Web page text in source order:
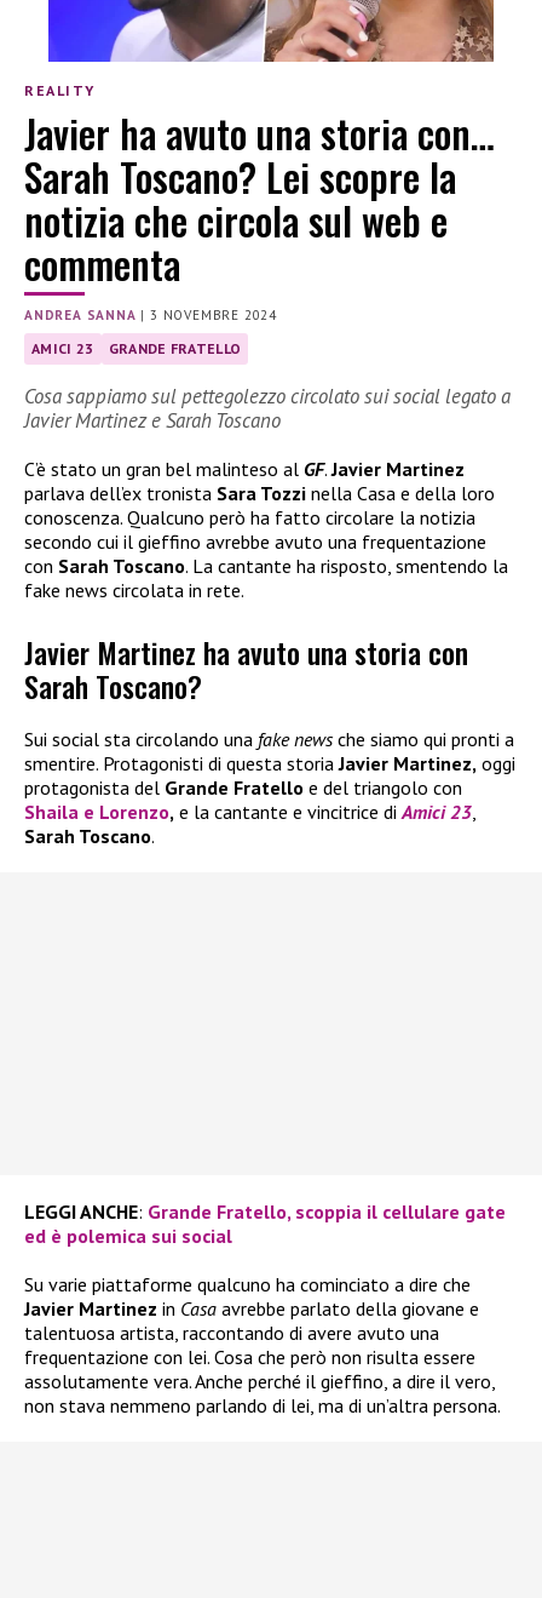
REALITY
Javier ha avuto una storia con…
Sarah Toscano? Lei scopre la
notizia che circola sul web e
commenta
ANDREA SANNA |3 NOVEMBRE 2024
AMICI 23 GRANDE FRATELLO
Cosa sappiamo sul pettegolezzo circolato sui social legato a
Javier Martinez e Sarah Toscano
C’è stato un gran bel malinteso al GF.Javier Martinez
parlava dell’ex tronista Sara Tozzi nella Casa e della loro
conoscenza. Qualcuno però ha fatto circolare la notizia
secondo cui il gieffino avrebbe avuto una frequentazione
con Sarah Toscano. La cantante ha risposto, smentendo la
fake news circolata in rete.
Javier Martinez ha avuto una storia con
Sarah Toscano?
Sui social sta circolando una fake newsche siamo qui pronti a
smentire. Protagonisti di questa storiaJavier Martinez, oggi
protagonista del Grande Fratello e del triangolo con
Shaila e Lorenzo, e la cantante e vincitrice di Amici 23
Sarah Toscano.
LEGGI ANCHE: Grande Fratello, scoppia il cellulare gate
ed è polemica sui social
Su varie piattaforme qualcuno ha cominciato a dire che
Javier Martinez in Casa avrebbe parlato della giovane e
talentuosa artista, raccontando di avere avuto una
frequentazione con lei. Cosa che però non risulta essere
assolutamente vera. Anche perché il gieffino, a dire il vero,
non stava nemmeno parlando di lei, ma di un’altra persona.